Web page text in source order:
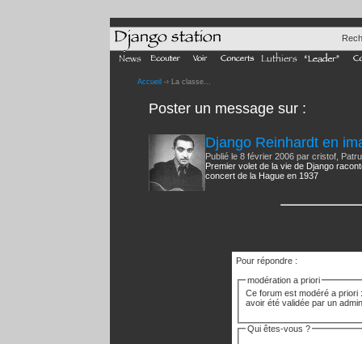
Accueil -› La classe...
Poster un message sur :
Django Reinhardt en
Publié le 8 février 2006 par cristof,
Premier volet de la vie de Django
concert de la Hague en 1937
Pour répondre :
modération a priori
Ce forum est modéré a priori
avoir été validée par un
Qui êtes-vous ?